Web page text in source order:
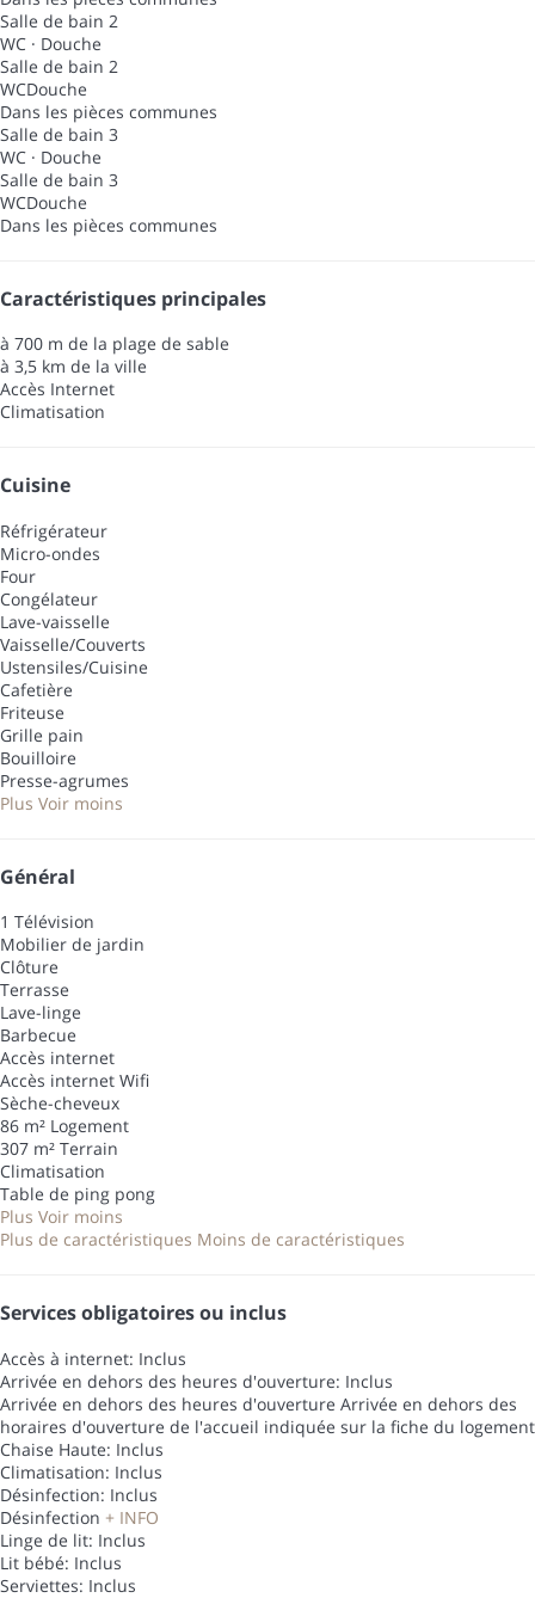
Salle de bain 2
WC · Douche
Salle de bain 2
WCDouche
Dans les pièces communes
Salle de bain 3
WC · Douche
Salle de bain 3
WCDouche
Dans les pièces communes
Caractéristiques principales
à 700 m de la plage de sable
à 3,5 km de la ville
Accès Internet
Climatisation
Cuisine
Réfrigérateur
Micro-ondes
Four
Congélateur
Lave-vaisselle
Vaisselle/Couverts
Ustensiles/Cuisine
Cafetière
Friteuse
Grille pain
Bouilloire
Presse-agrumes
Plus Voir moins
Général
1 Télévision
Mobilier de jardin
Clôture
Terrasse
Lave-linge
Barbecue
Accès internet
Accès internet Wifi
Sèche-cheveux
86 m² Logement
307 m² Terrain
Climatisation
Table de ping pong
Plus Voir moins
Plus de caractéristiques Moins de caractéristiques
Services obligatoires ou inclus
Accès à internet: Inclus
Arrivée en dehors des heures d'ouverture: Inclus
Arrivée en dehors des heures d'ouverture Arrivée en dehors des
horaires d'ouverture de l'accueil indiquée sur la fiche du logement
Chaise Haute: Inclus
Climatisation: Inclus
Désinfection: Inclus
Désinfection + INFO
Linge de lit: Inclus
Lit bébé: Inclus
Serviettes: Inclus